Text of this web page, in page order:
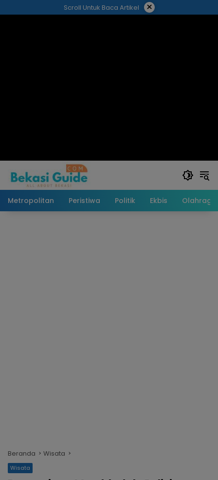
ke
Scroll Untuk Baca Artikel ×
Metropolitan Peristiwa Politik Ekbis Olahraga
Beranda Wisata
Wisata